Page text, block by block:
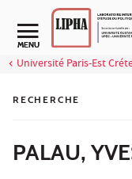
Aller au contenu
Navigation secondaire
MENU
Université Paris-Est
RECHERCHE
PALAU,